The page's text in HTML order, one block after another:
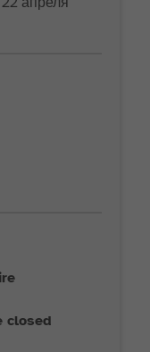
closed